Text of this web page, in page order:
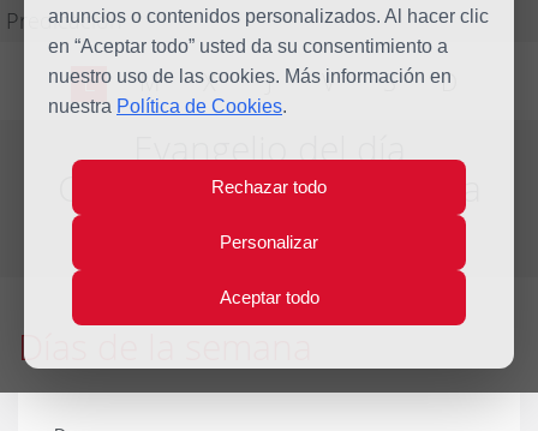
anuncios o contenidos personalizados. Al hacer clic
en “Aceptar todo” usted da su consentimiento a
nuestro uso de las cookies. Más información en
nuestra Política de Cookies.
Rechazar todo
Personalizar
Aceptar todo
Predicación
L M X J V S D
Evangelio del día
Cuarta Semana de Pascua
Del día 30 de Abril al 6 de Mayo de 2023
Días de la semana